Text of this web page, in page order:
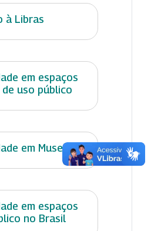
à Libras
em espaços
uso público
em Museus
em espaços
no Brasil